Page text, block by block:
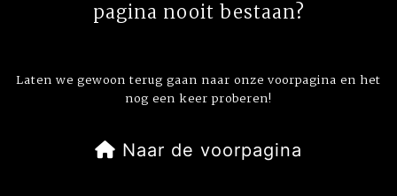
pagina nooit bestaan?
Laten we gewoon terug gaan naar onze voorpagina en het
nog een keer proberen!
Naar de voorpagina